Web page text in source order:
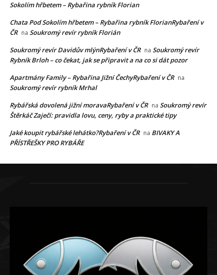
Sokolím hřbetem – Rybařina rybník Florian
Chata Pod Sokolím hřbetem – Rybařina rybník FlorianRybaření v
ČR na Soukromý revír rybník Florián
Soukromý revír Davidův mlýnRybaření v ČR na Soukromý revír
Rybník Brloh – co čekat, jak se připravit a na co si dát pozor
Apartmány Family – Rybařina Jižní ČechyRybaření v ČR na
Soukromý revír rybník Mrhal
Rybářská dovolená jižní moravaRybaření v ČR na Soukromý revír
Štěrkáč Zaječí: pravidla lovu, ceny, ryby a praktické tipy
Jaké koupit rybářské lehátko?Rybaření v ČR na BIVAKY A
PŘÍSTŘEŠKY PRO RYBÁŘE